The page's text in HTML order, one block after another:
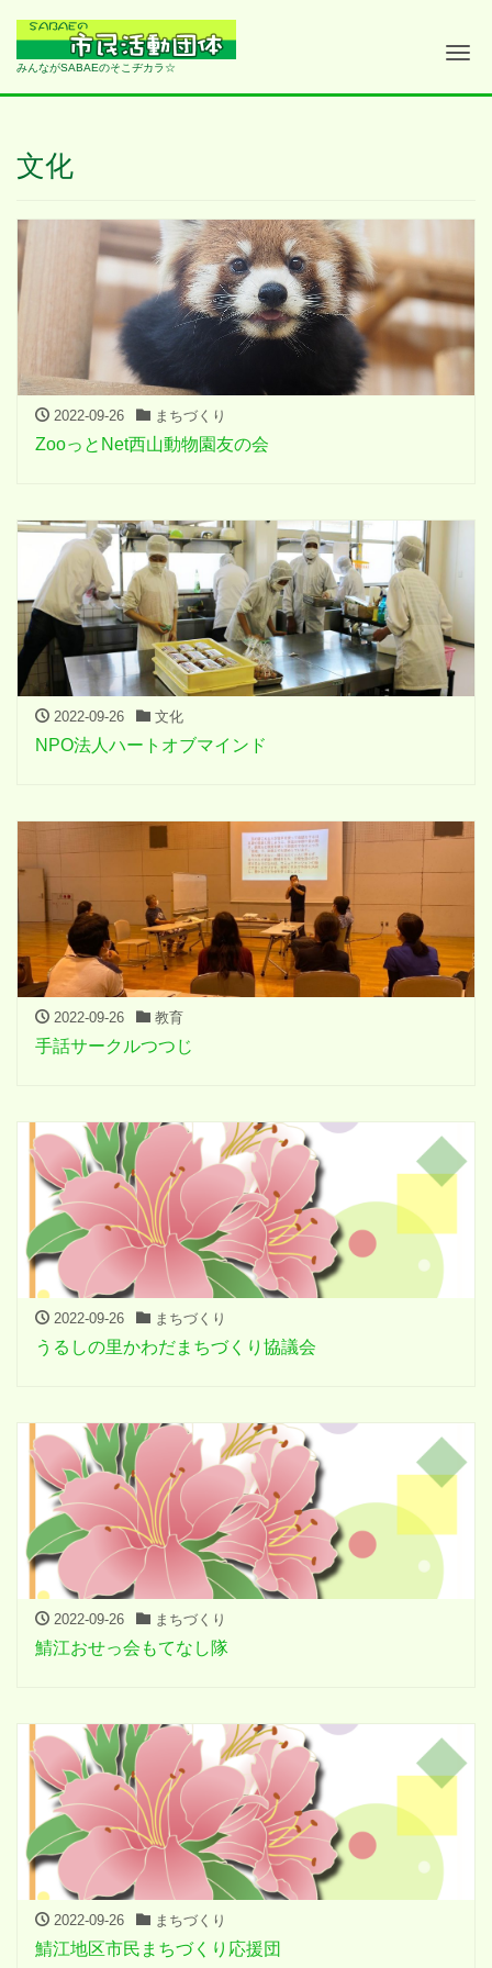
みんながSABAEのそこヂカラ☆
文化
2022-09-26 まちづくり
ZooっとNet西山動物園友の会
2022-09-26 文化
NPO法人ハートオブマインド
2022-09-26 教育
手話サークルつつじ
2022-09-26 まちづくり
うるしの里かわだまちづくり協議会
2022-09-26 まちづくり
鯖江おせっ会もてなし隊
2022-09-26 まちづくり
鯖江地区市民まちづくり応援団